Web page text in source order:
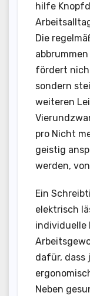
hilfe
Die
fördert
sondern
weiteren
pro Nicht
geistig
werden,
Ein
elektrisch
individuelle
dafür, dass
Neben